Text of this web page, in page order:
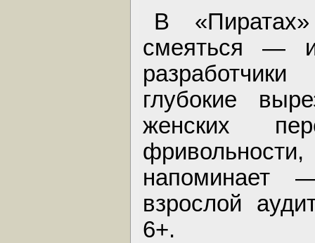
В
смеяться —
глубокие
женских
напоминает
взрослой
6+.